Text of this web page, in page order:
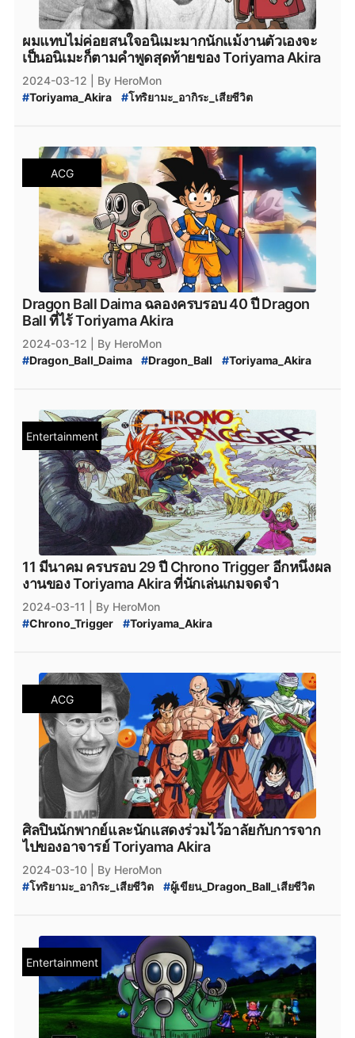
ผมแทบไม่ค่อยสนใจอนิเมะมากนักแม้งานตัวเองจะ
เป็นอนิเมะก็ตามคำพูดสุดท้ายของ Toriyama Akira
2024-03-12
| By HeroMon
#Toriyama_Akira #โทริยามะ_อากิระ_เสียชีวิต
ACG
Dragon Ball Daima ฉลองครบรอบ 40 ปี Dragon
Ball ที่ไร้ Toriyama Akira
2024-03-12
| By HeroMon
#Dragon_Ball_Daima #Dragon_Ball #Toriyama_Akira
Entertainment
11 มีนาคม ครบรอบ 29 ปี Chrono Trigger อีกหนึ่งผล
งานของ Toriyama Akira ที่นักเล่นเกมจดจำ
2024-03-11
| By HeroMon
#Chrono_Trigger #Toriyama_Akira
ACG
ศิลปินนักพากย์และนักแสดงร่วมไว้อาลัยกับการจาก
ไปของอาจารย์ Toriyama Akira
2024-03-10
| By HeroMon
#โทริยามะ_อากิระ_เสียชีวิต #ผู้เขียน_Dragon_Ball_เสียชีวิต
Entertainment